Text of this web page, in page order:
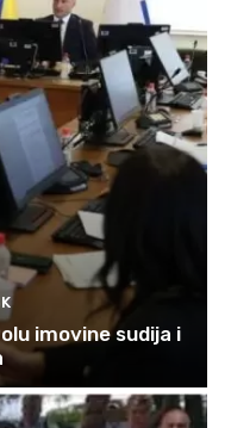
imovine sudija i